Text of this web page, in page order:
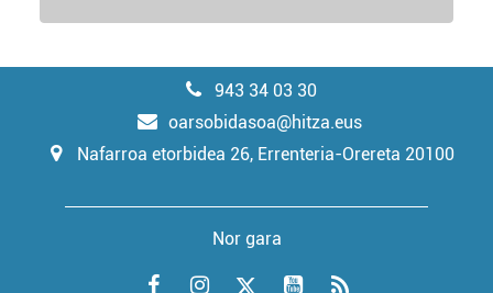
943 34 03 30
oarsobidasoa@hitza.eus
Nafarroa etorbidea 26, Errenteria-Orereta 20100
Nor gara